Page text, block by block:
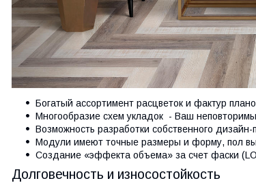
Богатый ассортимент расцветок и фактур
Многообразие схем укладок - Ваш
Возможность разработки собственного
Модули имеют точные размеры и форму, пол
Создание «эффекта объема» за счет фаски
Долговечность и износостойкость